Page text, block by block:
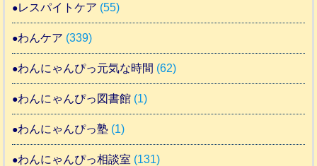
レスパイトケア (55)
わんケア (339)
わんにゃんぴっ元気な時間 (62)
わんにゃんぴっ図書館 (1)
わんにゃんぴっ塾 (1)
わんにゃんぴっ相談室 (131)